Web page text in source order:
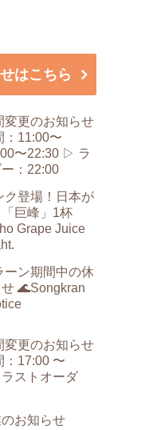
はこちら
変更のお知らせ
11:00〜
〜22:30 ▷ ラ
：22:00
ク登場！日本が
巨峰」1杯
Grape Juice
ーン期間中の休
🌊Songkran
変更のお知らせ
17:00 〜
ストオーダ
お知らせ